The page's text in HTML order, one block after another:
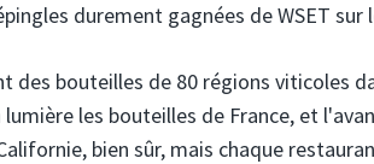
durement gagnées de WSET sur
des bouteilles de 80 régions viticoles
les bouteilles de France, et
bien sûr, mais chaque